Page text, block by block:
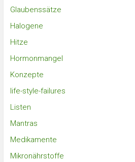
Glaubenssätze
Halogene
Hitze
Hormonmangel
Konzepte
life-style-failures
Listen
Mantras
Medikamente
Mikronährstoffe